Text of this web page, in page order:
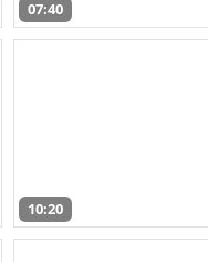
07:40
10:20